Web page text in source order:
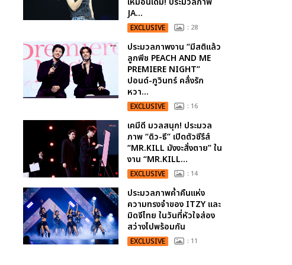
JA...
EXCLUSIVE : 28
ประมวลภาพงาน “มีสติแล้ว
ลูกพีช PEACH AND ME
PREMIERE NIGHT”
ปอนด์-ภูวินทร์ คลั่งรัก
หวา...
EXCLUSIVE : 16
เคมีดี มวลสนุก! ประมวล
ภาพ “ดิว-ธี” เปิดตัวซีรีส์
“MR.KILL มังงะสั่งตาย” ใน
งาน “MR.KILL...
EXCLUSIVE : 14
ประมวลภาพค่ำคืนแห่ง
ความทรงจำของ ITZY และ
มิดจีไทย ในวันที่หัวใจส่อง
สว่างไปพร้อมกัน
EXCLUSIVE : 11